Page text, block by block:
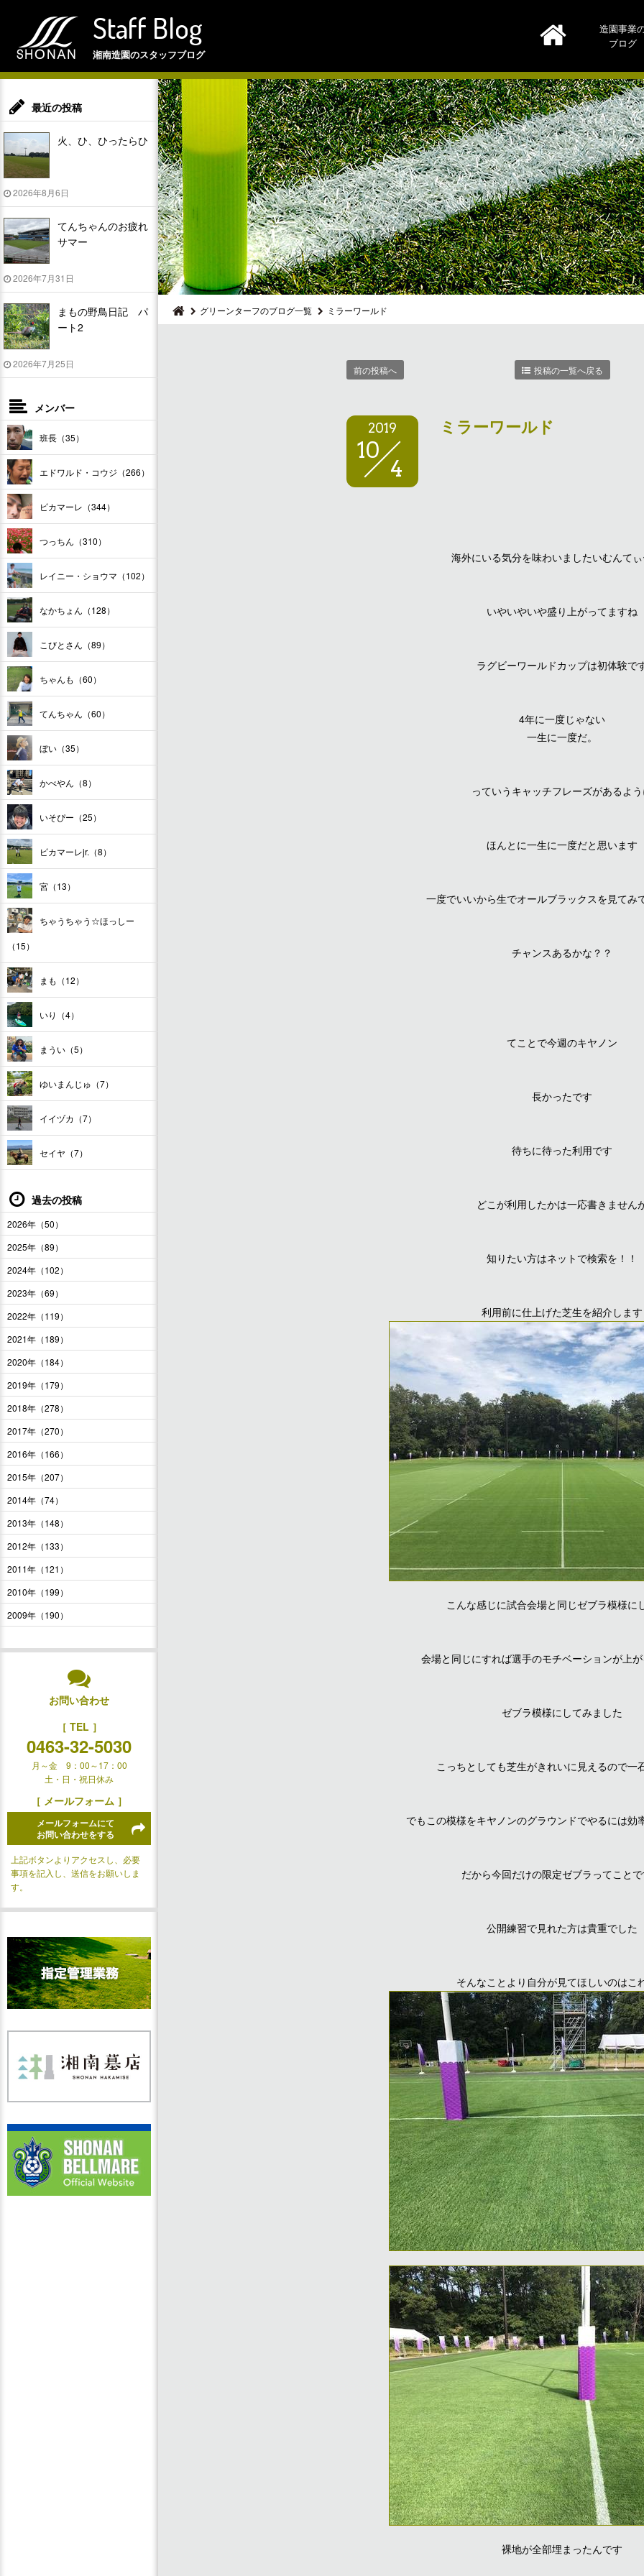
Staff Blog
湘南造園のスタッフブログ
造園事業
ブログ
グリーンターフのブログ一覧 ミラーワールド
前の投稿へ 投稿の一覧へ戻る
2019
10
4
ミラーワールド
海外にいる気分を味わいましたいむんて
いやいやいや盛り上がってますね
ラグビーワールドカップは初体験で
4年に一度じゃない
一生に一度だ。
っていうキャッチフレーズがあるよ
ほんとに一生に一度だと思います
一度でいいから生でオールブラックスを見てみ
チャンスあるかな？？
てことで今週のキヤノン
長かったです
待ちに待った利用です
どこが利用したかは一応書きません
知りたい方はネットで検索を！！
利用前に仕上げた芝生を紹介します
こんな感じに試合会場と同じゼブラ模様に
会場と同じにすれば選手のモチベーションが上
ゼブラ模様にしてみました
こっちとしても芝生がきれいに見えるので一
でもこの模様をキヤノンのグラウンドでやるには効
だから今回だけの限定ゼブラってこと
公開練習で見れた方は貴重でした
そんなことより自分が見てほしいのはこ
裸地が全部埋まったんです
最近の投稿
火、ひ、ひったらひ
2026年8月6日
てんちゃんのお疲れ
サマー
2026年7月31日
まもの野鳥日記 パ
ート2
2026年7月25日
メンバー
班長（35）
エドワルド・コウジ（266）
ピカマーレ（344）
つっちん（310）
レイニー・ショウマ（102）
なかちょん（128）
こびとさん（89）
ちゃんも（60）
てんちゃん（60）
ぼい（35）
かべやん（8）
いそぴー（25）
ピカマーレjr.（8）
宮（13）
ちゃうちゃう☆ほっしー
（15）
まも（12）
いり（4）
まうい（5）
ゆいまんじゅ（7）
イイヅカ（7）
セイヤ（7）
過去の投稿
2026年（50）
2025年（89）
2024年（102）
2023年（69）
2022年（119）
2021年（189）
2020年（184）
2019年（179）
2018年（278）
2017年（270）
2016年（166）
2015年（207）
2014年（74）
2013年（148）
2012年（133）
2011年（121）
2010年（199）
2009年（190）
お問い合わせ
［ TEL ］
0463-32-5030
月～金 9：00～17：00
土・日・祝日休み
［ メールフォーム ］
メールフォームにて
お問い合わせをする
上記ボタンよりアクセスし、必要
事項を記入し、送信をお願いしま
す。